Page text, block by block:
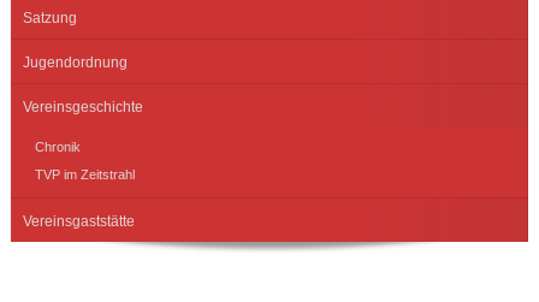
Satzung
Jugendordnung
Vereinsgeschichte
Chronik
TVP im Zeitstrahl
Vereinsgaststätte